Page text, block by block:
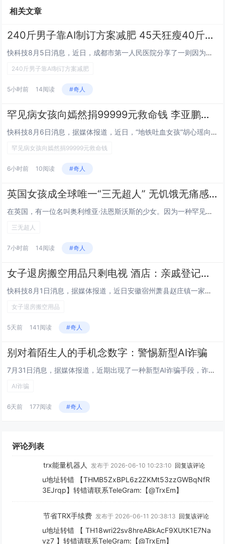
相关文章
240斤男子靠AI制订方案减肥 45天狂瘦40斤险丧命！
快科技8月5日消息，近日，成都市第一人民医院分享了一则因为过度信任AI而导致的严重致病案例。成都34岁陈先生（化名）是一...
240斤男子靠AI制订方案减肥
5小时前 14阅读 #奇人
罕见病女孩向嫣然捐99999元救命钱 李亚鹏发视频回应几度哽咽
快科技8月6日消息，据媒体报道，近日，“地铁吐血女孩”胡心瑶向嫣然天使基金捐赠99999元善款的爱心事件引发广泛关注。昨...
罕见病女孩向嫣然捐99999元救命钱
6小时前 10阅读 #奇人
英国女孩成全球唯一“三无超人” 无饥饿无痛感无危险感
在英国，有一位名叫奥利维亚·法恩斯沃斯的少女。因为一种罕见的染色体缺失症，她从不感到饥饿、疼痛，甚至连危险的感觉都没有。...
三无超人
7小时前 14阅读 #奇人
女子退房搬空用品只剩电视 酒店：亲戚登记的信息并承诺赔偿
快科技8月1日消息，据媒体报道，近日安徽宿州萧县赵庄镇一家酒店曝出一件退房尬事。一名女子入住酒店，退房时打包带走了客房内...
女子退房搬空用品
5天前 141阅读 #奇人
别对着陌生人的手机念数字：警惕新型AI诈骗
7月31日消息，据媒体报道，近期出现了一种新型AI诈骗手段，诈骗团伙借助老年人进行行骗。他们让老人以“看不清银行卡号”为...
AI诈骗
6天前 177阅读 #奇人
评论列表
trx能量机器人 发布于 2026-06-10 10:23:10 回复该评论
u地址转错 【THMB5ZxBPL6z2ZKMt53zzGWBqNfR
3EJrqp】转错请联系TeleGram:【@TrxEm】
节省TRX手续费 发布于 2026-06-11 20:38:13 回复该评论
u地址转错 【 TH18wri22sv8hreABkAcF9XUtK1E7Na
vz7 】转错请联系TeleGram:【@TrxEm】